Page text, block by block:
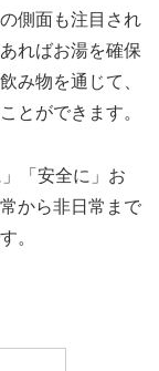
側面も注目され
ればお湯を確保
み物を通じて、
とができます。
「安全に」お
から非日常まで
。